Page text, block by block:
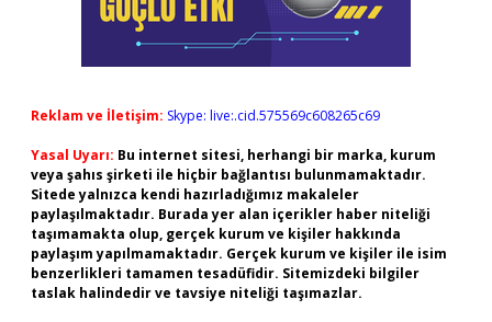
Reklam ve İletişim: Skype: live:.cid.575569c608265c69
Yasal Uyarı: Bu internet sitesi, herhangi bir marka, kurum
veya şahıs şirketi ile hiçbir bağlantısı bulunmamaktadır.
Sitede yalnızca kendi hazırladığımız makaleler
paylaşılmaktadır. Burada yer alan içerikler haber niteliği
taşımamakta olup, gerçek kurum ve kişiler hakkında
paylaşım yapılmamaktadır. Gerçek kurum ve kişiler ile isim
benzerlikleri tamamen tesadüfidir. Sitemizdeki bilgiler
taslak halindedir ve tavsiye niteliği taşımazlar.